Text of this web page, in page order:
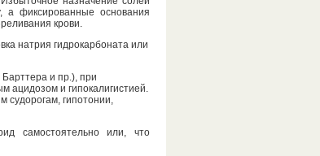
а фиксированные основания
крови.
натрия гидрокарбоната или
и пр.), при
ацидозом и гипокалигистией.
судорогам, гипотонии,
самостоятельно или, что